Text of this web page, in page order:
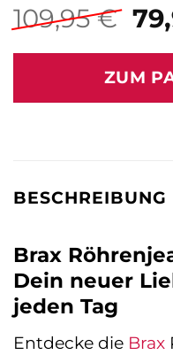
109,95€
ZUM
BESCHREIBUNG
Brax
Dein neuer
jeden Tag
Entdecke die Brax